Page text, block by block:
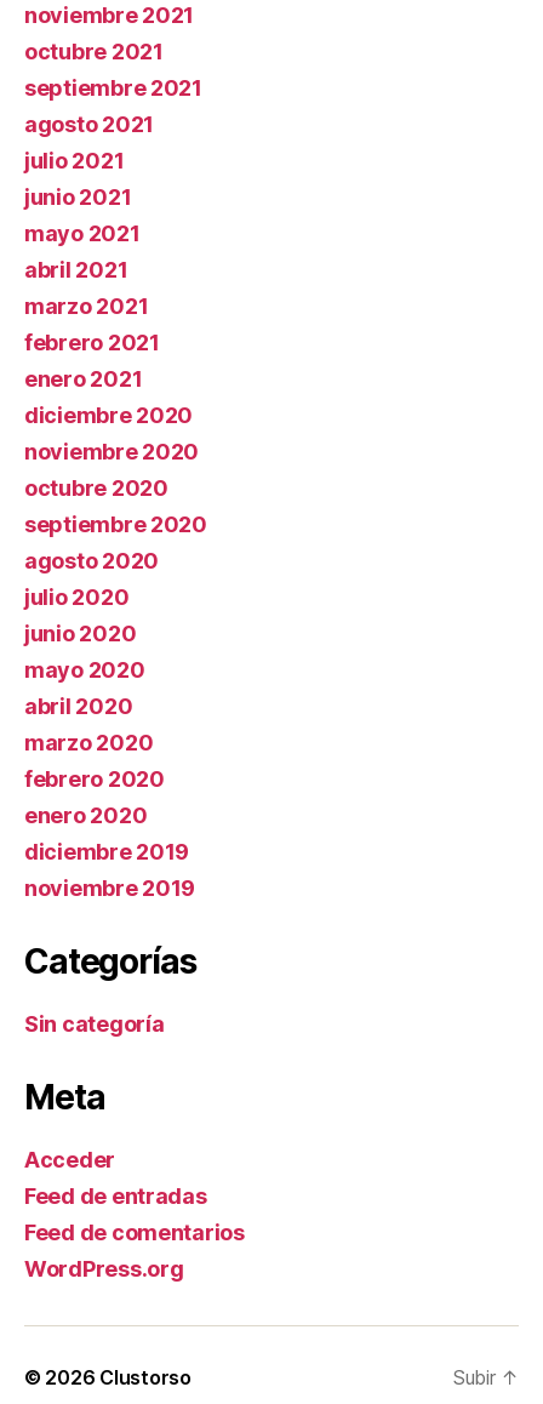
noviembre 2021
octubre 2021
septiembre 2021
agosto 2021
julio 2021
junio 2021
mayo 2021
abril 2021
marzo 2021
febrero 2021
enero 2021
diciembre 2020
noviembre 2020
octubre 2020
septiembre 2020
agosto 2020
julio 2020
junio 2020
mayo 2020
abril 2020
marzo 2020
febrero 2020
enero 2020
diciembre 2019
noviembre 2019
Categorías
Sin categoría
Meta
Acceder
Feed de entradas
Feed de comentarios
WordPress.org
© 2026 Clustorso Subir ↑